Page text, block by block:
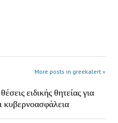
More posts in greekalert »
ειδικής θητείας για
κυβερνοασφάλεια